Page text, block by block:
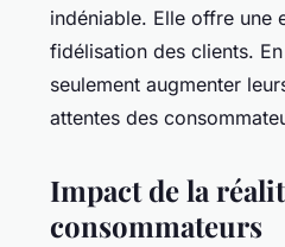
indéniable. Elle offre une
fidélisation des clients.
seulement augmenter
attentes des
Impact de la
consommateurs